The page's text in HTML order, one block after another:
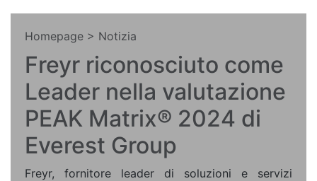
Homepage > Notizia
Freyr riconosciuto come
Leader nella valutazione
PEAK Matrix® 2024 di
Everest Group
Freyr, fornitore leader di soluzioni e servizi